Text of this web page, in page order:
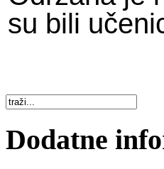
su bili
Dodatne